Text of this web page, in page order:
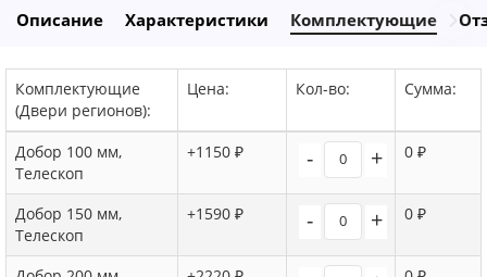
Описание Характеристики Комплектующие
Комплектующие
(Двери регионов):
Цена: Кол-во: Сумма:
Добор 100 мм,
Телескоп
+1150 ₽ - + 0 ₽
Добор 150 мм,
Телескоп
+1590 ₽ - + 0 ₽